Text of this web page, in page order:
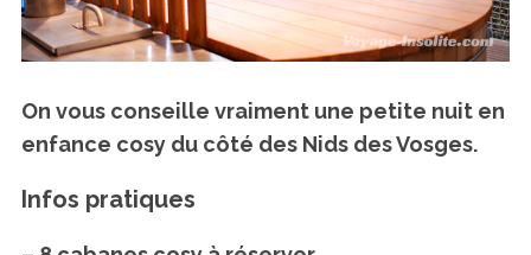
On vous conseille vraiment une petite nuit en
enfance cosy du côté des Nids des Vosges.
Infos pratiques